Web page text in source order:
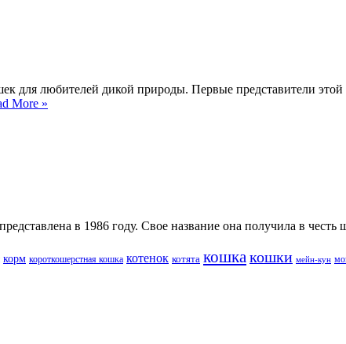
для любителей дикой природы. Первые представители
More »
в 1986 году. Свое название она получила в
корм короткошерстная кошка котенок котята кошкакошки мейн-кун